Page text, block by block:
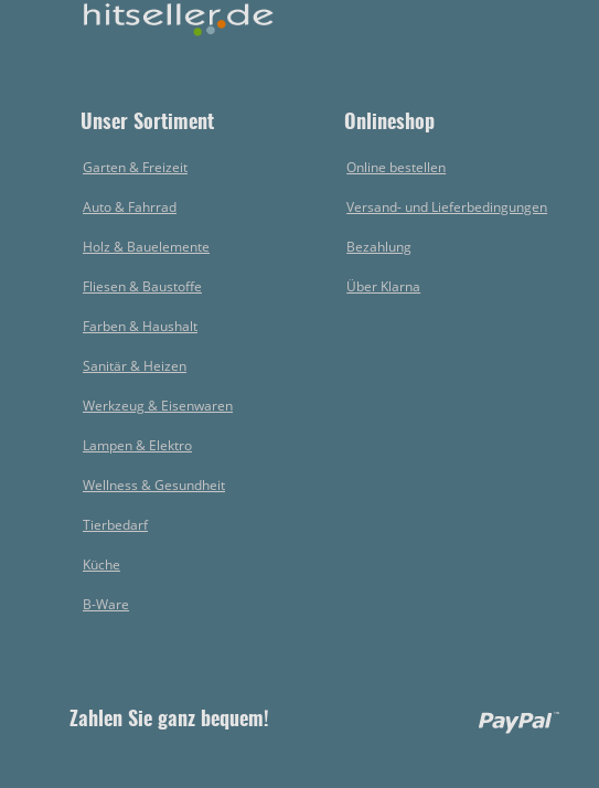
Unser Sortiment
Garten & Freizeit
Auto & Fahrrad
Holz & Bauelemente
Fliesen & Baustoffe
Farben & Haushalt
Sanitär & Heizen
Werkzeug & Eisenwaren
Lampen & Elektro
Wellness & Gesundheit
Tierbedarf
Küche
B-Ware
Onlineshop
Online bestellen
Versand- und Lieferbedingungen
Bezahlung
Über Klarna
Zahlen Sie ganz bequem!